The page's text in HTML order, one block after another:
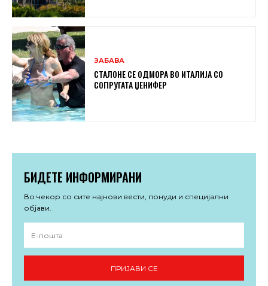
ЗАБАВА
СТАЛОНЕ СЕ ОДМОРА ВО ИТАЛИЈА СО
СОПРУГАТА ЏЕНИФЕР
БИДЕТЕ ИНФОРМИРАНИ
Во чекор со сите најнови вести, понуди и специјални
објави.
ПРИЈАВИ СЕ